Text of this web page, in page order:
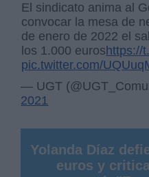
El sindicato anima al
convocar la mesa de
de enero de 2022 el
los 1.000 euros https://
pic.twitter.com/
— UGT
2021
Yolanda Díaz
euros y